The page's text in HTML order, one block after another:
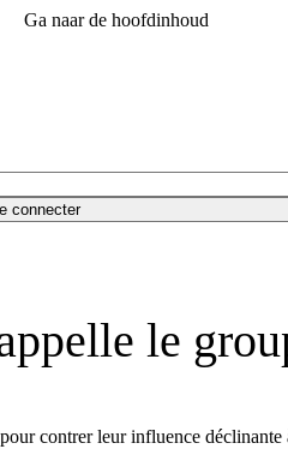
Ga naar de hoofdinhoud
connecter
le
pour contrer leur influence